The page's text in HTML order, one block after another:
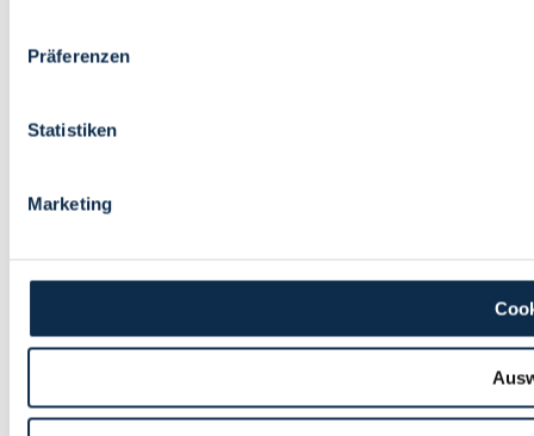
Präferenzen
Statistiken
Marketing